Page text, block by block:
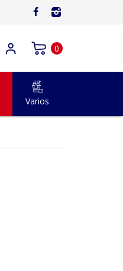
0
Varios